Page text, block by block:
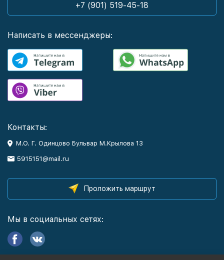
+7 (901) 519-45-18
Написать в мессенджеры:
Контакты:
М.О. Г. Одинцово Бульвар М.Крылова 13
5915151@mail.ru
Проложить маршрут
Мы в социальных сетях: